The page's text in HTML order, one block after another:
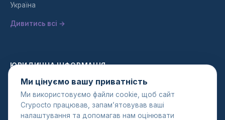
Україна
Дивитись всі →
ЮРИДИЧНА ІНФОРМАЦІЯ
Політика конфіденційності
Умови використання
Політика AML
Ми цінуємо вашу приватність
Ми використовуємо файли cookie, щоб сайт
Crypocto працював, запам’ятовував ваші
налаштування та допомагав нам оцінювати